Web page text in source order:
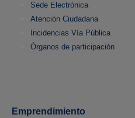
Sede Electrónica
Atención Ciudadana
Incidencias Vía Pública
Órganos de participación
Emprendimiento